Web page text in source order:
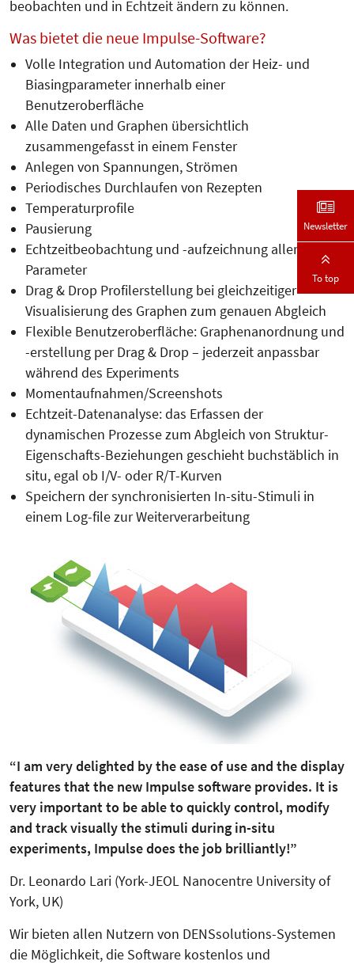
beobachten und in Echtzeit ändern zu können.
Was bietet die neue Impulse-Software?
Volle Integration und Automation der Heiz- und
Biasingparameter innerhalb einer
Benutzeroberfläche
Alle Daten und Graphen übersichtlich
zusammengefasst in einem Fenster
Anlegen von Spannungen, Strömen
Periodisches Durchlaufen von Rezepten
Temperaturprofile
Pausierung
Echtzeitbeobachtung und -aufzeich­nung aller
Parameter
Drag & Drop Profilerstellung bei gleichzeitiger
Visualisierung des Graphen zum genauen Abgleich
Flexible Benutzeroberfläche: Graphenanordnung und
-erstellung per Drag & Drop – jederzeit anpassbar
während des Experiments
Momentaufnahmen/Screenshots
Echtzeit-Datenanalyse: das Erfassen der
dynamischen Prozesse zum Abgleich von Struktur-
Eigenschafts-Beziehungen geschieht buchstäblich in
situ, egal ob I/V- oder R/T-Kurven
Speichern der synchronisierten In-situ-Stimuli in
einem Log-file zur Weiterverarbeitung
“I am very delighted by the ease of use and the display
features that the new Impulse software provides. It is
very important to be able to quickly control, modify
and track visually the stimuli during in-situ
experiments, Impulse does the job brilliantly!”
Dr. Leonardo Lari (York-JEOL Nanocentre University of
York, UK)
Wir bieten allen Nutzern von DENS­solutions-Systemen
die Möglichkeit, die Software kostenlos und
Newsletter
To top